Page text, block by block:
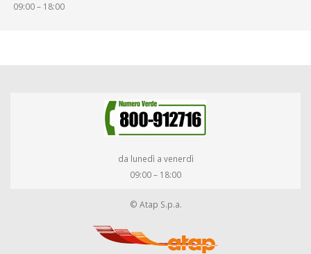
09:00 – 18:00
da lunedì a venerdì
09:00 – 18:00
© Atap S.p.a.